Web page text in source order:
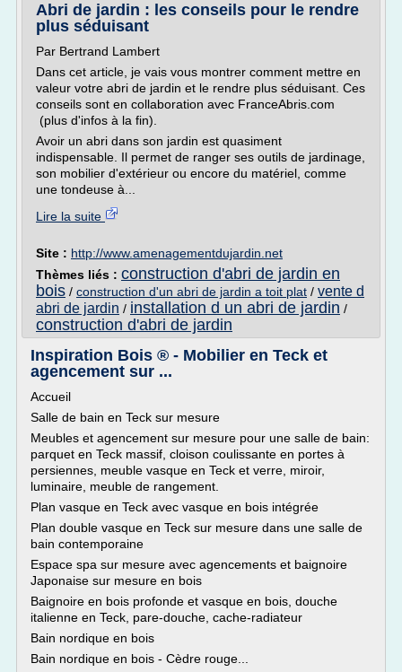
Abri de jardin : les conseils pour le rendre
plus séduisant
Par Bertrand Lambert
Dans cet article, je vais vous montrer comment mettre en
valeur votre abri de jardin et le rendre plus séduisant. Ces
conseils sont en collaboration avec FranceAbris.com
(plus d'infos à la fin).
Avoir un abri dans son jardin est quasiment
indispensable. Il permet de ranger ses outils de jardinage,
son mobilier d'extérieur ou encore du matériel, comme
une tondeuse à...
Lire la suite
Site : http://www.amenagementdujardin.net
Thèmes liés : construction d'abri de jardin en
bois / construction d'un abri de jardin a toit plat / vente d
abri de jardin / installation d un abri de jardin /
construction d'abri de jardin
Inspiration Bois ® - Mobilier en Teck et
agencement sur ...
Accueil
Salle de bain en Teck sur mesure
Meubles et agencement sur mesure pour une salle de bain:
parquet en Teck massif, cloison coulissante en portes à
persiennes, meuble vasque en Teck et verre, miroir,
luminaire, meuble de rangement.
Plan vasque en Teck avec vasque en bois intégrée
Plan double vasque en Teck sur mesure dans une salle de
bain contemporaine
Espace spa sur mesure avec agencements et baignoire
Japonaise sur mesure en bois
Baignoire en bois profonde et vasque en bois, douche
italienne en Teck, pare-douche, cache-radiateur
Bain nordique en bois
Bain nordique en bois - Cèdre rouge...